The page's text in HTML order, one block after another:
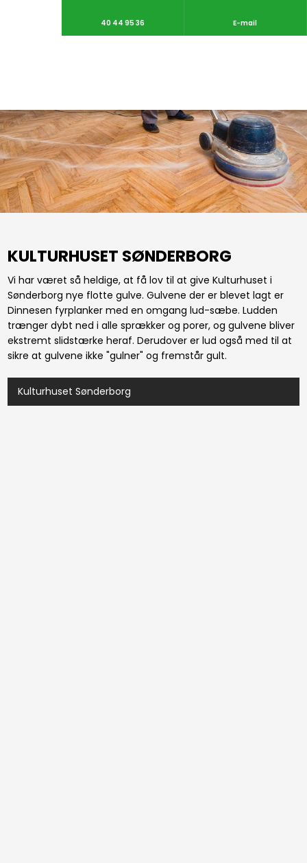
40 44 95 36 E-mail
KULTURHUSET SØNDERBORG
Vi har været så heldige, at få lov til at give Kulturhuset i
Sønderborg nye flotte gulve. ​Gulvene der er blevet lagt er
Dinnesen fyrplanker med en omgang lud-sæbe. Ludden
trænger dybt ned i alle sprækker og porer, og gulvene bliver
ekstremt slidstærke heraf. Derudover er lud også med til at
sikre at gulvene ikke "gulner" og fremstår gult.
Kulturhuset Sønderborg